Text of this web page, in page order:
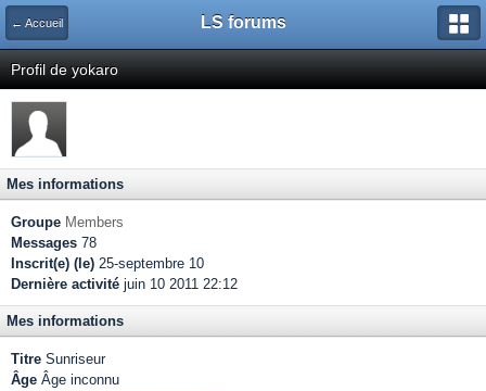
← Accueil LS forums
Profil de yokaro
Mes informations
Groupe Members
Messages 78
Inscrit(e) (le) 25-septembre 10
Dernière activité juin 10 2011 22:12
Mes informations
Titre Sunriseur
Âge Âge inconnu